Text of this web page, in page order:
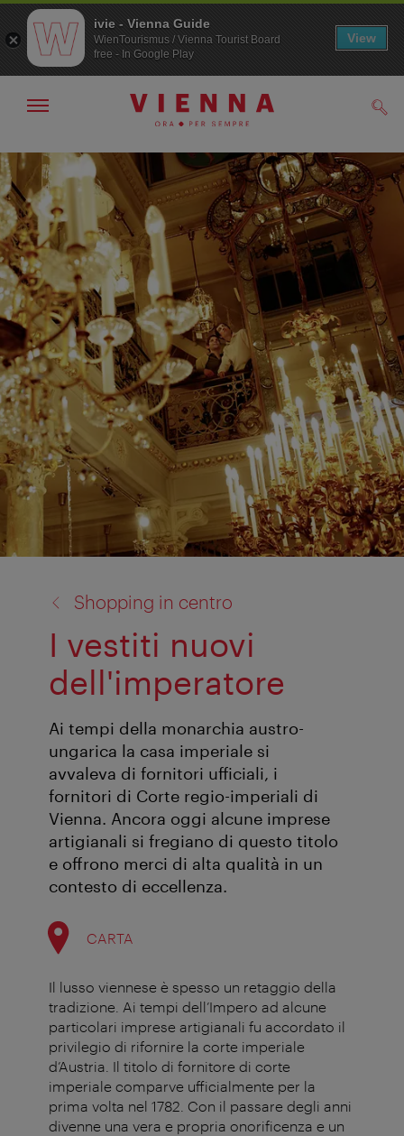
Alla
navigazione
Al
contenuto
Mostra/nascondi
Shopping in centro
I vestiti nuovi
dell'imperatore
Ai tempi della monarchia austro-
ungarica la casa imperiale si
avvaleva di fornitori ufficiali, i
fornitori di Corte regio-imperiali di
Vienna. Ancora oggi alcune imprese
artigianali si fregiano di questo titolo
e offrono merci di alta qualità in un
contesto di eccellenza.
CARTA
Il lusso viennese è spesso un retaggio della
tradizione. Ai tempi dell’Impero ad alcune
particolari imprese artigianali fu accordato il
privilegio di rifornire la corte imperiale
d’Austria. Il titolo di fornitore di corte
imperiale comparve ufficialmente per la
prima volta nel 1782. Con il passare degli anni
divenne una vera e propria onorificenza e un
ivie - Vienna Guide
WienTourismus / Vienna Tourist Board
free - In Google Play
View